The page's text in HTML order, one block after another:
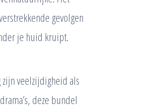
gevolgen
je huid kruipt.
zijn veelzijdigheid als
deze bundel